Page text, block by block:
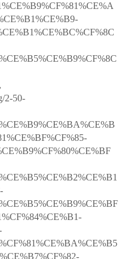
CE%B9%CF%81%CE%A
CE%B1%CE%B9-
CE%B1%CE%BC%CF%8C
CE%B5%CE%B9%CF%8C
,
/2-50-
CE%B9%CE%BA%CE%B
CE%BF%CF%85-
CE%B9%CF%80%CE%BF
CE%B5%CE%B2%CE%B1
-
CE%B5%CE%B9%CE%BF
CF%84%CE%B1-
CF%81%CE%BA%CE%B5
CE%B7%CF%82-